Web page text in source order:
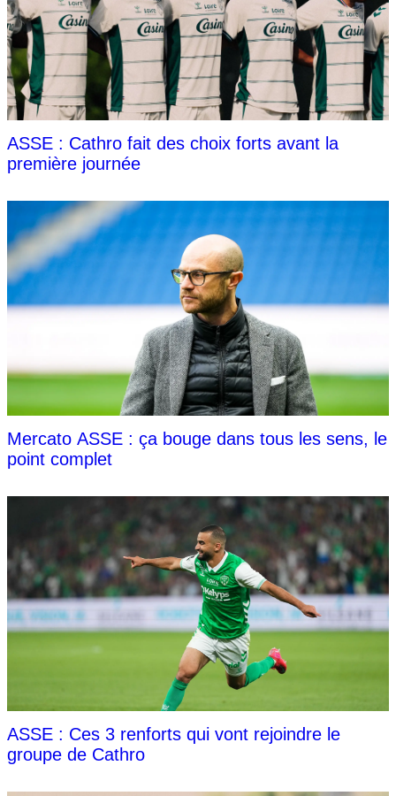
ASSE : Cathro fait des choix forts avant la
première journée
Mercato ASSE : ça bouge dans tous les sens, le
point complet
ASSE : Ces 3 renforts qui vont rejoindre le
groupe de Cathro